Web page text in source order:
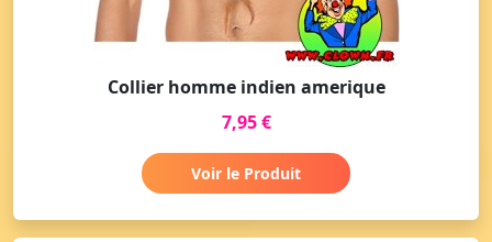
Collier homme indien amerique
7,95 €
Voir le Produit